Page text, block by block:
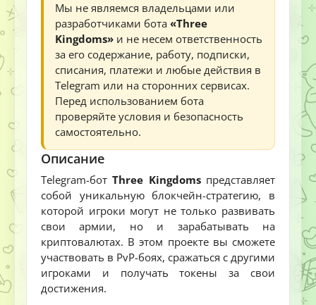
Мы не являемся владельцами или
разработчиками бота «Three
Kingdoms» и не несем ответственность
за его содержание, работу, подписки,
списания, платежи и любые действия в
Telegram или на сторонних сервисах.
Перед использованием бота
проверяйте условия и безопасность
самостоятельно.
Описание
Telegram-ботThree Kingdomsпредставляет
собой уникальную блокчейн-стратегию, в
которой игроки могут не только развивать
свои армии, но и зарабатывать на
криптовалютах. В этом проекте вы сможете
участвовать в PvP-боях, сражаться с другими
игроками и получать токены за свои
достижения.